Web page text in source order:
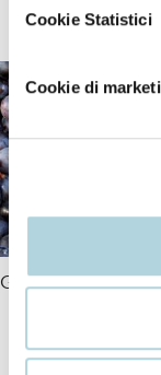
Cookie Statistici
Cookie di
Our
Grape extract